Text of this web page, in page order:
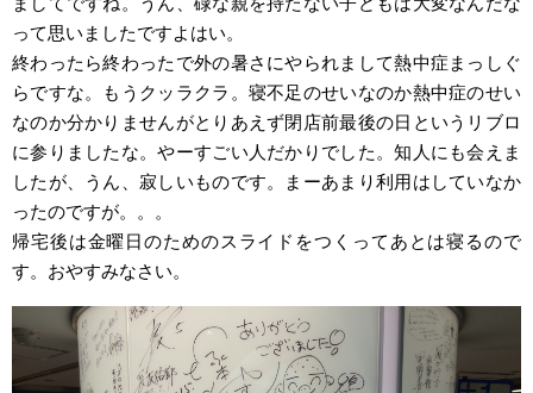
って思いましたですよはい。
終わったら終わったで外の暑さにやられまして熱中症まっしぐ
らですな。もうクッラクラ。寝不足のせいなのか熱中症のせい
なのか分かりませんがとりあえず閉店前最後の日というリブロ
に参りましたな。やーすごい人だかりでした。知人にも会えま
したが、うん、寂しいものです。まーあまり利用はしていなか
ったのですが。。。
帰宅後は金曜日のためのスライドをつくってあとは寝るので
す。おやすみなさい。